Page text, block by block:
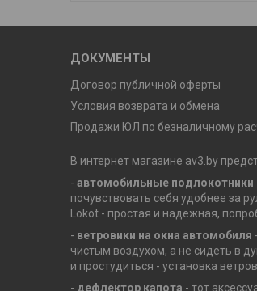
ДОКУМЕНТЫ
Договор публичной оферты
Условия возврата и обмена
Продажи ЮЛ по безналичному
В интернет магазине av3.by
- автомобильные подлокотники
почувствовать себя удобнее за
Lokot - простая и надежная,
- ветровики на окна автомобиля
чистым воздухом, а не сидеть в
и простудиться - установка
- дефлектор капота - тот